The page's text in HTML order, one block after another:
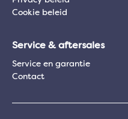
Cookie beleid
Service & aftersales
Service en garantie
Contact